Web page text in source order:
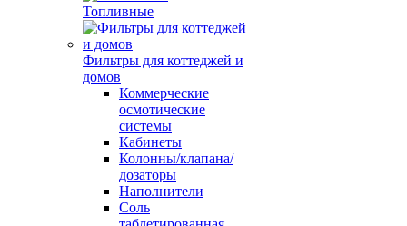
Топливные
Фильтры для коттеджей и
домов
Коммерческие
осмотические
системы
Кабинеты
Колонны/клапана/
дозаторы
Наполнители
Соль